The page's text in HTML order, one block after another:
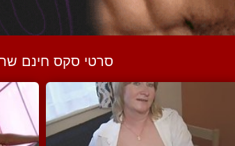
סרטי סקס חינם